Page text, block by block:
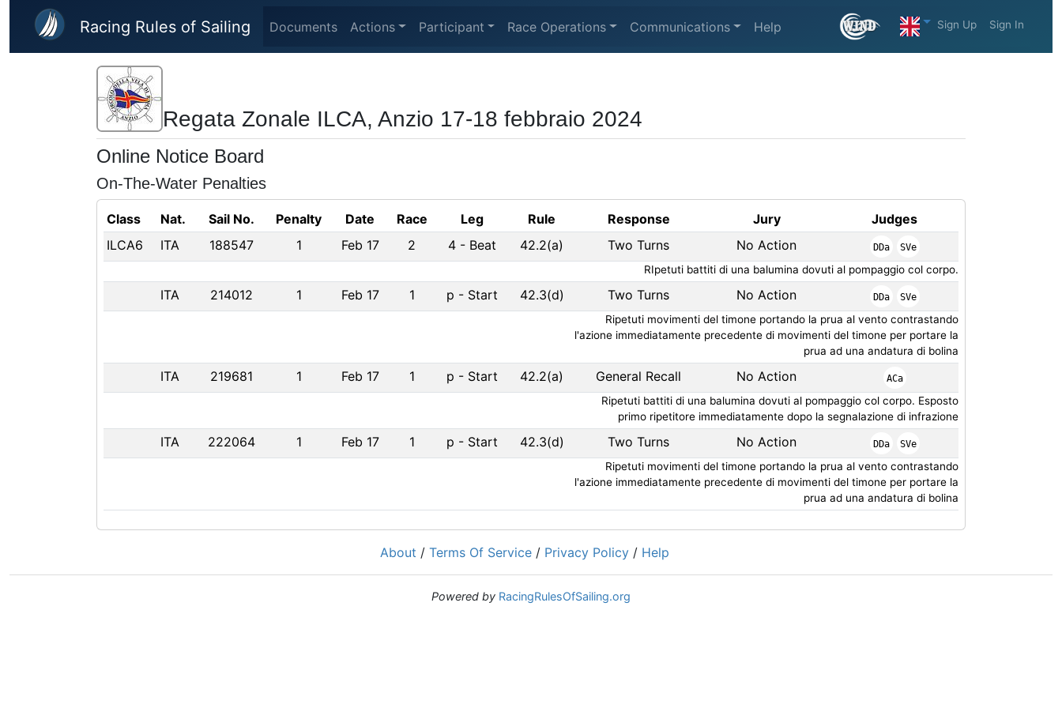
Skip to main content
Racing Rules of Sailing Documents Actions Participant Race Operations Communications Help Sign Up Sign In
Regata Zonale ILCA, Anzio 17-18 febbraio 2024
Online Notice Board
On-The-Water Penalties
Class Nat. Sail No. Penalty Date Race Leg Rule Response Jury
Judges
ILCA6
ITA 188547 1 Feb 17 2 4 - Beat 42.2(a) Two Turns No Action DDa SVe
RIpetuti battiti di una balumina dovuti al pompaggio col corpo.
ITA 214012 1 Feb 17 1 p - Start 42.3(d) Two Turns No Action DDa SVe
Ripetuti movimenti del timone portando la prua al vento contrastando
l'azione immediatamente precedente di movimenti del timone per portare la
prua ad una andatura di bolina
ITA 219681 1 Feb 17 1 p - Start 42.2(a) General Recall No Action ACa
Ripetuti battiti di una balumina dovuti al pompaggio col corpo. Esposto
primo ripetitore immediatamente dopo la segnalazione di infrazione
ITA 222064 1 Feb 17 1 p - Start 42.3(d) Two Turns No Action DDa SVe
Ripetuti movimenti del timone portando la prua al vento contrastando
l'azione immediatamente precedente di movimenti del timone per portare la
prua ad una andatura di bolina
About / Terms Of Service / Privacy Policy / Help
Powered by RacingRulesOfSailing.org